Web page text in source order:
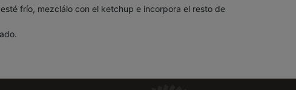
frío, mezclálo con el ketchup e incorpora el resto de